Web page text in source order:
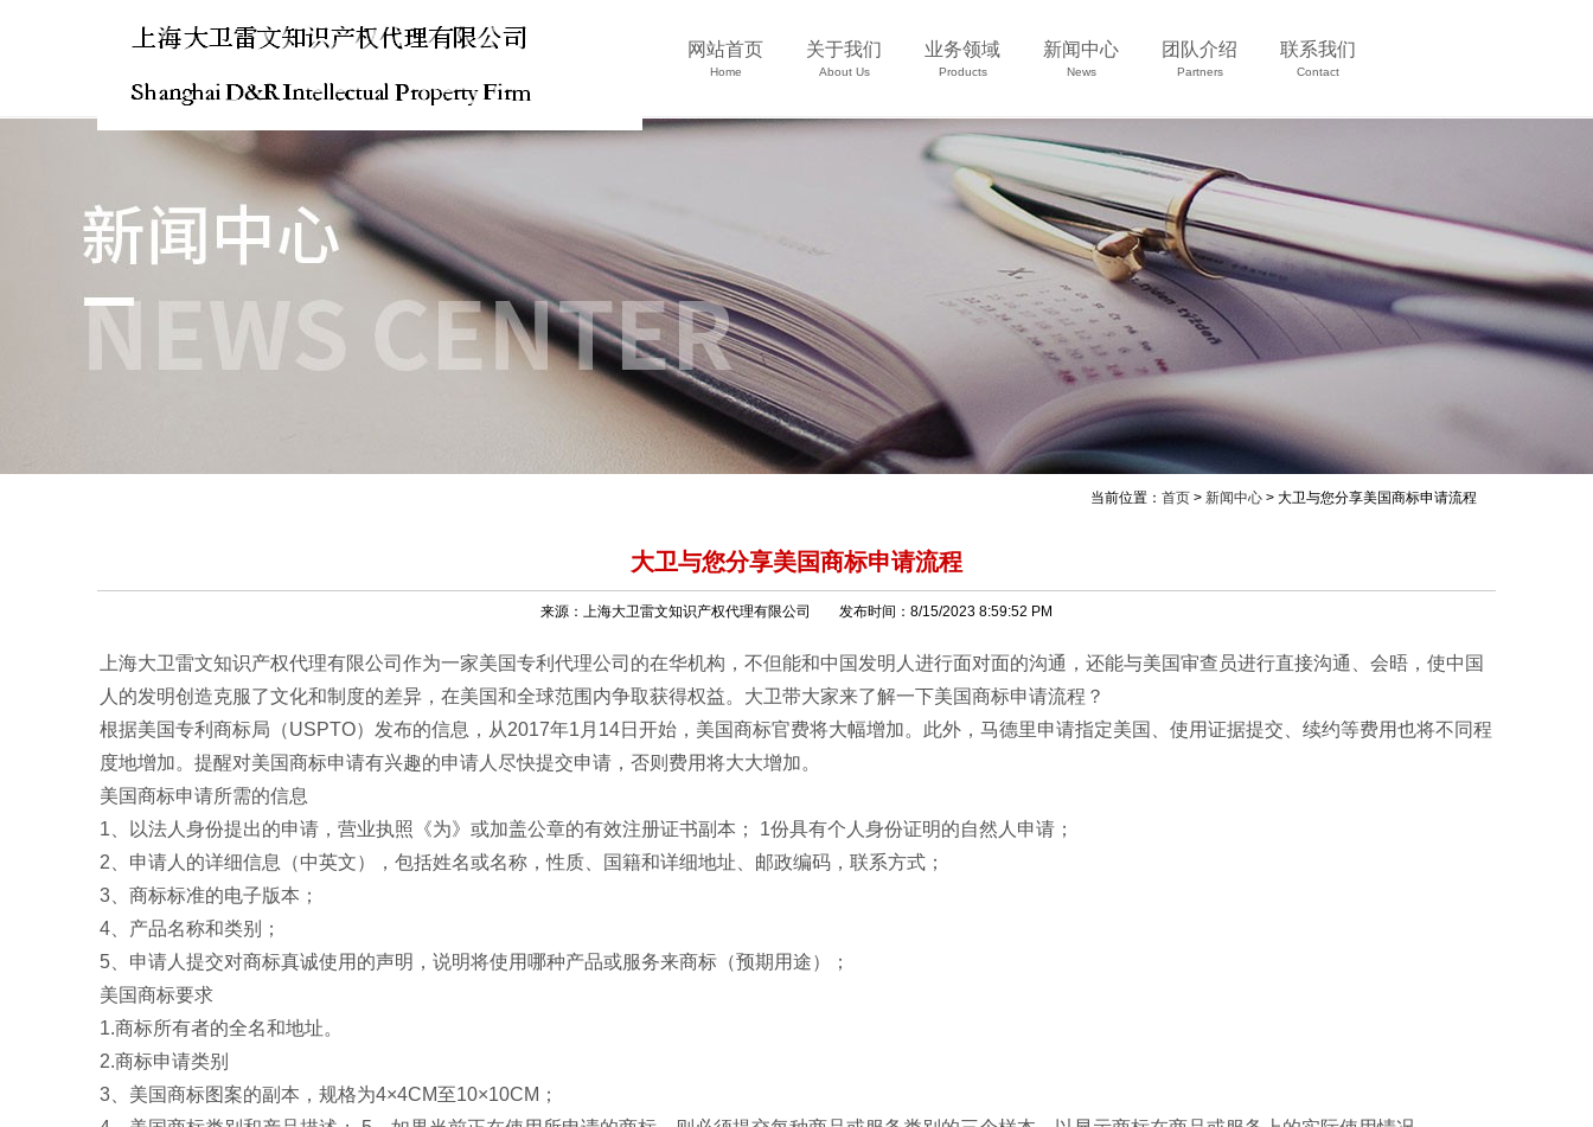
网站首页
Home
关于我们
About Us
业务领域
Products
新闻中心
News
团队介绍
Partners
联系我们
Contact
当前位置： 首页 > 新闻中心 > 大卫与您分享美国商标申请流程
大卫与您分享美国商标申请流程
来源：上海大卫雷文知识产权代理有限公司 发布时间：8/15/2023 8:59:52 PM
上海大卫雷文知识产权代理有限公司作为一家美国专利代理公司的在华机构，不但能和中国发明人进行面对面的沟通，还能与美国审查员进行直接沟通、会晤，使中国
人的发明创造克服了文化和制度的差异，在美国和全球范围内争取获得权益。大卫带大家来了解一下美国商标申请流程？
根据美国专利商标局（USPTO）发布的信息，从2017年1月14日开始，美国商标官费将大幅增加。此外，马德里申请指定美国、使用证据提交、续约等费用也将不同程
度地增加。提醒对美国商标申请有兴趣的申请人尽快提交申请，否则费用将大大增加。
美国商标申请所需的信息
1、以法人身份提出的申请，营业执照《为》或加盖公章的有效注册证书副本； 1份具有个人身份证明的自然人申请；
2、申请人的详细信息（中英文），包括姓名或名称，性质、国籍和详细地址、邮政编码，联系方式；
3、商标标准的电子版本；
4、产品名称和类别；
5、申请人提交对商标真诚使用的声明，说明将使用哪种产品或服务来商标（预期用途）；
美国商标要求
1.商标所有者的全名和地址。
2.商标申请类别
3、美国商标图案的副本，规格为4×4CM至10×10CM；